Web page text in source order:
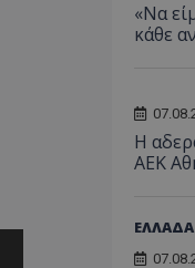
«Να
κάθε
Η
ΑΕΚ
ΕΛΛΑΔΑ